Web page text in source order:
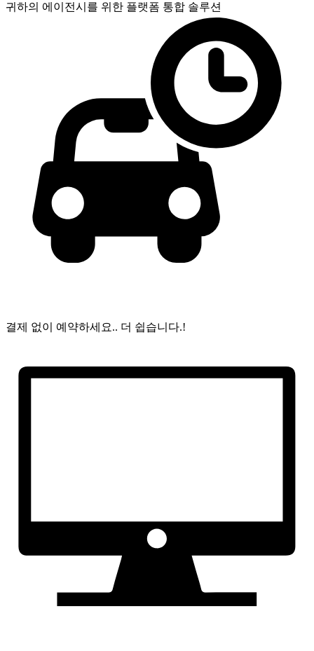
귀하의 에이전시를 위한 플랫폼 통합 솔루션
결제 없이 예약하세요.. 더 쉽습니다.!